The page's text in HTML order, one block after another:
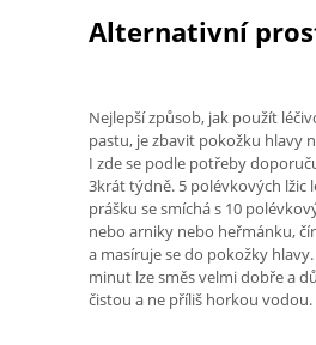
Alternativní
Nejlepší způsob, jak použít
pastu, je zbavit pokožku hlavy
I zde se podle potřeby
3krát týdně. 5 polévkových lžic
prášku se smíchá s 10
nebo arniky nebo heřmánku,
a masíruje se do pokožky
minut lze směs velmi dobře a
čistou a ne příliš horkou vodou.